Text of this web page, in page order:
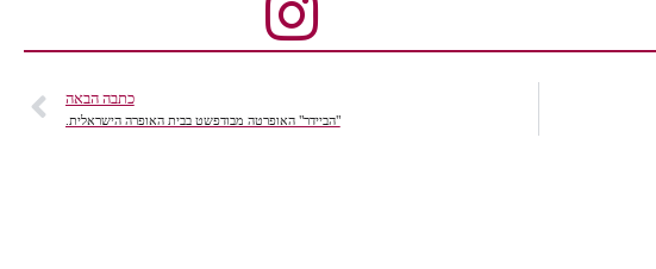
כתבה הבאה
"הביידר" האופרטה מבודפשט בבית האופרה הישראלית.